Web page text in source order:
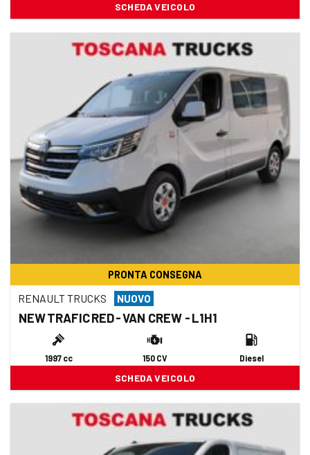
SCHEDA VEICOLO
PRONTA CONSEGNA
RENAULT TRUCKS NUOVO
NEW TRAFIC RED - VAN CREW - L1H1
1997 cc 150 CV Diesel
SCHEDA VEICOLO